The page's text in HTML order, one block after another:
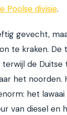
Poolse divisie.
gevecht,
te kraken. De
terwijl de Duitse
het noorden.
het lawaai
van diesel en